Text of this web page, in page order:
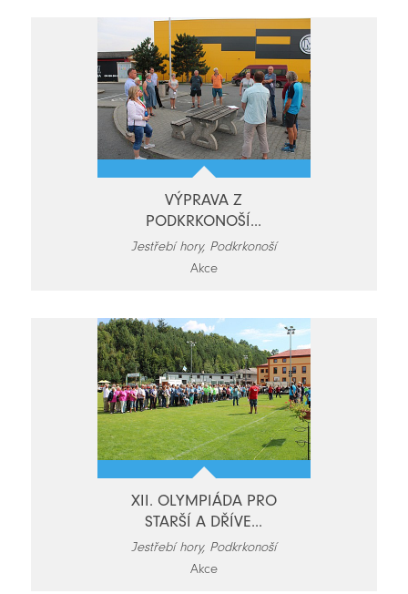
VÝPRAVA Z
PODKRKONOŠÍ...
Jestřebí hory, Podkrkonoší
Akce
XII. OLYMPIÁDA PRO
STARŠÍ A DŘÍVE...
Jestřebí hory, Podkrkonoší
Akce